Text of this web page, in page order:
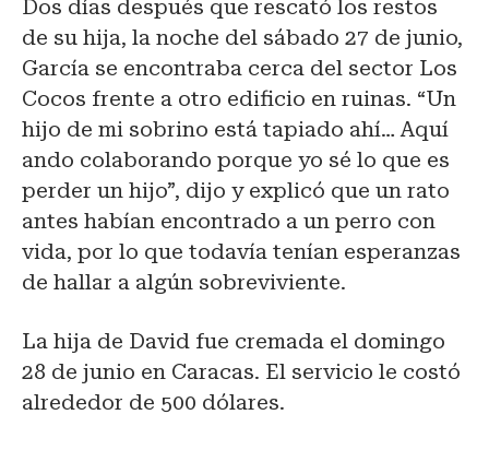
Dos días después que rescató los restos
de su hija, la noche del sábado 27 de junio,
García se encontraba cerca del sector Los
Cocos frente a otro edificio en ruinas. “Un
hijo de mi sobrino está tapiado ahí… Aquí
ando colaborando porque yo sé lo que es
perder un hijo”, dijo y explicó que un rato
antes habían encontrado a un perro con
vida, por lo que todavía tenían esperanzas
de hallar a algún sobreviviente.
La hija de David fue cremada el domingo
28 de junio en Caracas. El servicio le costó
alrededor de 500 dólares.